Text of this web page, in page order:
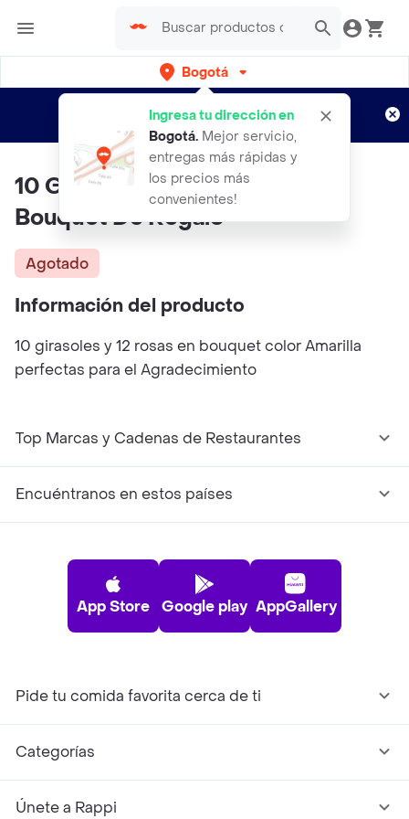
Bogotá
Ingresa tu dirección en
Bogotá. Mejor servicio,
entregas más rápidas y
los precios más
convenientes!
envíos gratis por semanas
Aplican TyC
10 Girasoles Y 12 Rosas En
Bouquet De Regalo
Agotado
Información del producto
10 girasoles y 12 rosas en bouquet color Amarilla
perfectas para el Agradecimiento
Top Marcas y Cadenas de Restaurantes
Encuéntranos en estos países
App Store Google play AppGallery
Pide tu comida favorita cerca de ti
Categorías
Únete a Rappi